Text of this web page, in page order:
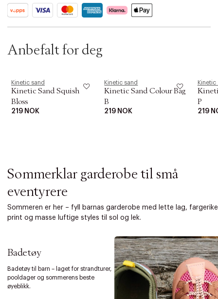
n
.
e
o
n
Anbefalt for deg
Kinetic sand
Kinetic Sand Squish
Bloss
219 NOK
Kinetic sand
Kinetic Sand Colour Bag
B
219 NOK
Kinetic
P
219
Sommerklar garderobe til små
eventyrere
Sommeren er her – fyll barnas garderobe med lette lag, fargerike
print og masse luftige styles til sol og lek.
Badetøy
Badetøy til barn – laget for strandturer,
pooldager og sommerens beste
øyeblikk.